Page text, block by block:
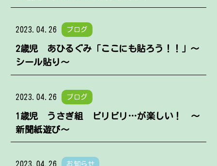
2023.04.26 ブログ
2歳児 あひるぐみ「ここにも貼ろう！！」〜
シール貼り～
2023.04.26 ブログ
1歳児 うさぎ組 ビリビリ…が楽しい！ ～
新聞紙遊び～
2023.04.26 お知らせ